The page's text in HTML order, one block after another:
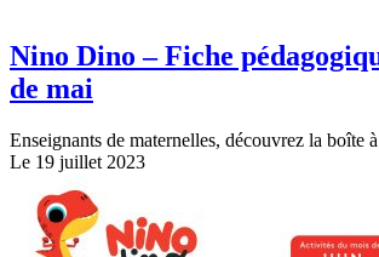
Nino Dino – Fiche
de mai
Enseignants de maternelles, découvrez la boîte
Le 19 juillet 2023